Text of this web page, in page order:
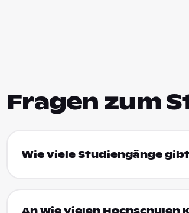
Fragen zum
Wie viele Studiengänge